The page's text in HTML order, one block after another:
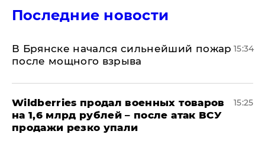
Последние новости
В Брянске начался сильнейший пожар
после мощного взрыва
15:34
​Wildberries продал военных товаров
на 1,6 млрд рублей – после атак ВСУ
продажи резко упали
15:25